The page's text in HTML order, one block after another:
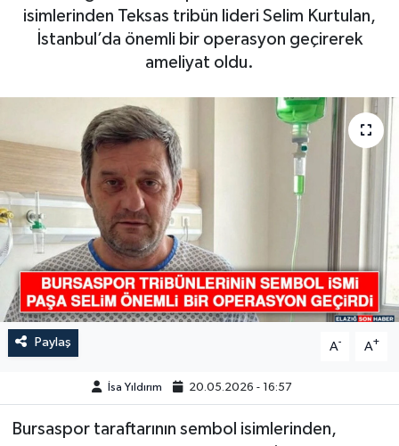
isimlerinden Teksas tribün lideri Selim Kurtulan,
İstanbul’da önemli bir operasyon geçirerek
ameliyat oldu.
Paylaş A- A+
İsa Yıldırım 20.05.2026 - 16:57
Bursaspor taraftarının sembol isimlerinden,
HABERDE İNSAN
KÜLTÜR-SANAT
MAGAZİN
MEDYA
ÖZEL HABER
POLİTİKA
SAĞLIK
SİYASET